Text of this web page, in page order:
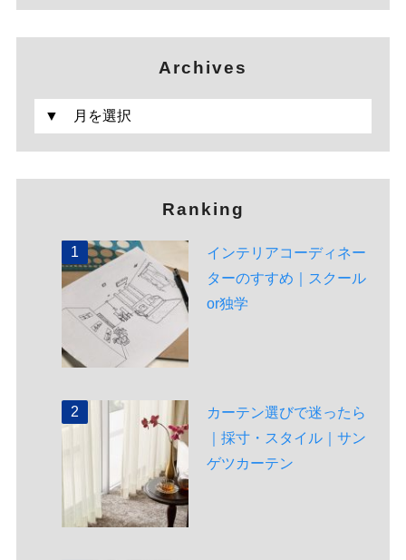
Archives
Ranking
インテリアコーディネー
ターのすすめ｜スクール
or独学
カーテン選びで迷ったら
｜採寸・スタイル｜サン
ゲツカーテン